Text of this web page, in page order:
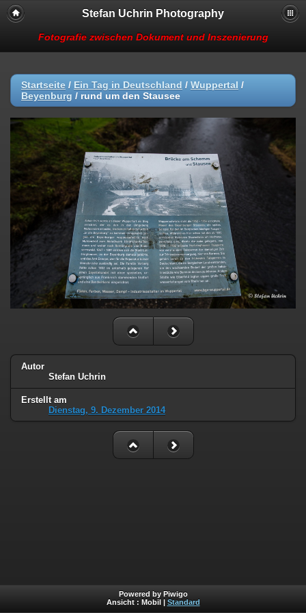
Stefan Uchrin Photography
Fotografie zwischen Dokument und Inszenierung
Startseite / Ein Tag in Deutschland / Wuppertal /
Beyenburg / rund um den Stausee
Autor
Stefan Uchrin
Erstellt am
Dienstag, 9. Dezember 2014
Powered by Piwigo
Ansicht : Mobil Standard